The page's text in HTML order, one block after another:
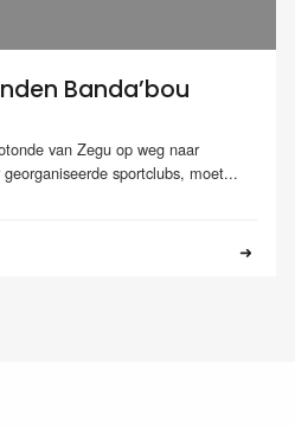
Banda’bou
van Zegu op weg naar
sportclubs, moet...